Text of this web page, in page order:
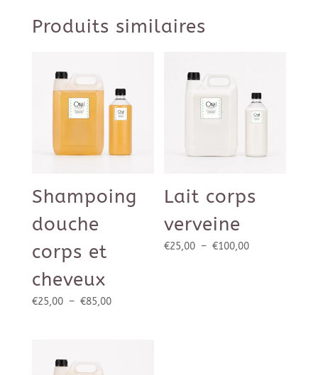
Produits similaires
Shampoing
douche
corps et
cheveux
€25,00 – €85,00Plage
Lait corps
verveine
€25,00 – €100,00Plage